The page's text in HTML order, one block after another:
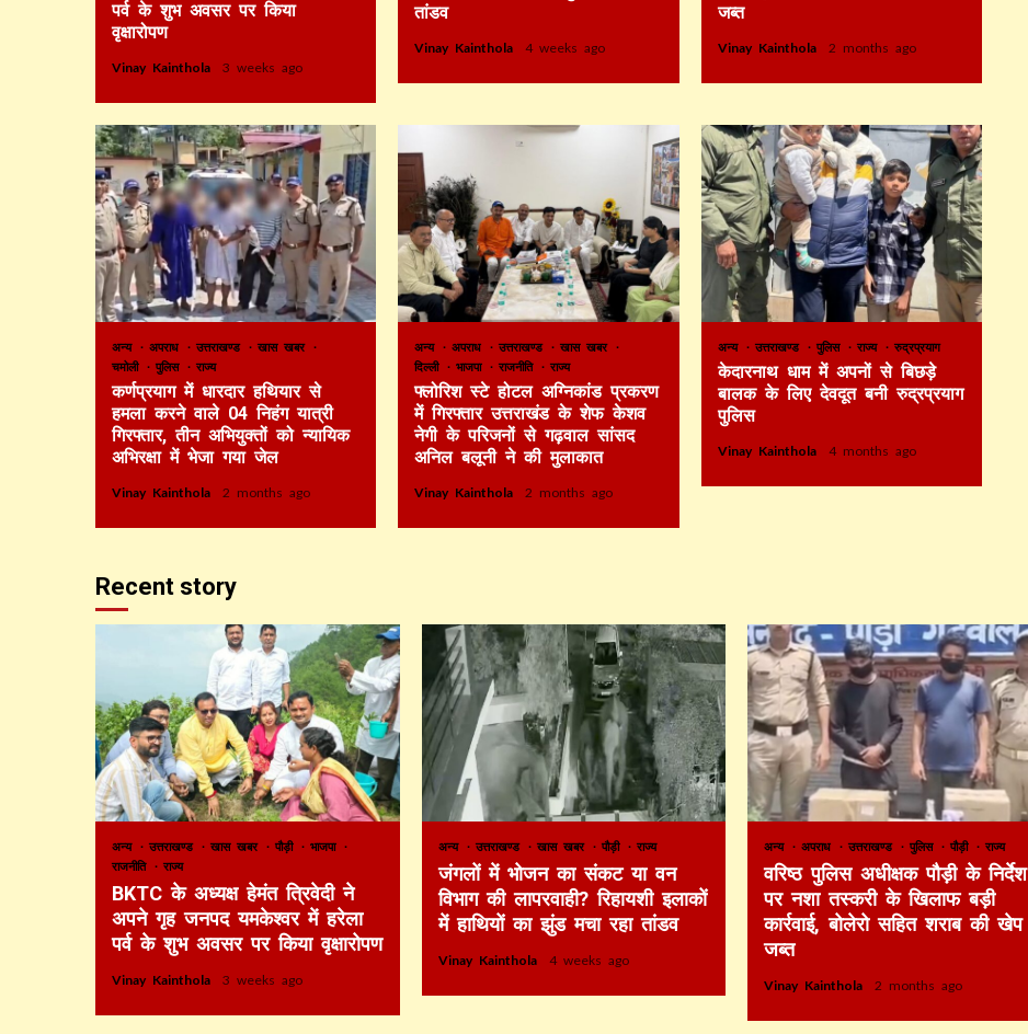
पर्व के शुभ अवसर पर किया
वृक्षारोपण
Vinay Kainthola 3 weeks ago
तांडव
Vinay Kainthola 4 weeks ago
जब्त
Vinay Kainthola 2 months ago
अन्य अपराध उत्तराखण्ड
खास खबर
चमोली
पुलिस राज्य
कर्णप्रयाग में धारदार हथियार से
हमला करने वाले 04 निहंग यात्री
गिरफ्तार, तीन अभियुक्तों को न्यायिक
अभिरक्षा में भेजा गया जेल
Vinay Kainthola 2 months ago
अन्य अपराध उत्तराखण्ड
खास खबर
दिल्ली
भाजपा राजनीति राज्य
फ्लोरिश स्टे होटल अग्निकांड प्रकरण
में गिरफ्तार उत्तराखंड के शेफ केशव
नेगी के परिजनों से गढ़वाल सांसद
अनिल बलूनी ने की मुलाकात
Vinay Kainthola 2 months ago
अन्य उत्तराखण्ड पुलिस राज्य रुद्रप्रयाग
केदारनाथ धाम में अपनों से बिछड़े
बालक के लिए देवदूत बनी रुद्रप्रयाग
पुलिस
Vinay Kainthola 4 months ago
Recent story
अन्य उत्तराखण्ड खास खबर पौड़ी
भाजपा
राजनीति
राज्य
BKTC के अध्यक्ष हेमंत त्रिवेदी ने
अपने गृह जनपद यमकेश्वर में हरेला
पर्व के शुभ अवसर पर किया वृक्षारोपण
Vinay Kainthola 3 weeks ago
अन्य उत्तराखण्ड खास खबर पौड़ी राज्य
जंगलों में भोजन का संकट या वन
विभाग की लापरवाही? रिहायशी इलाकों
में हाथियों का झुंड मचा रहा तांडव
Vinay Kainthola 4 weeks ago
अन्य अपराध उत्तराखण्ड पुलिस पौड़ी राज्य
वरिष्ठ पुलिस अधीक्षक पौड़ी के निर्देश
पर नशा तस्करी के खिलाफ बड़ी
कार्रवाई, बोलेरो सहित शराब की खेप
जब्त
Vinay Kainthola 2 months ago